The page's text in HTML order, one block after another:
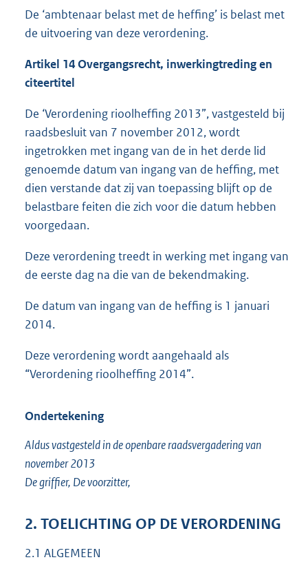
De ‘ambtenaar belast met de heffing’ is belast met
de uitvoering van deze verordening.
Artikel 14 Overgangsrecht, inwerkingtreding en
citeertitel
De ‘Verordening rioolheffing 2013”, vastgesteld bij
raadsbesluit van 7 november 2012, wordt
ingetrokken met ingang van de in het derde lid
genoemde datum van ingang van de heffing, met
dien verstande dat zij van toepassing blijft op de
belastbare feiten die zich voor die datum hebben
voorgedaan.
Deze verordening treedt in werking met ingang van
de eerste dag na die van de bekendmaking.
De datum van ingang van de heffing is 1 januari
2014.
Deze verordening wordt aangehaald als
“Verordening rioolheffing 2014”.
Ondertekening
Aldus vastgesteld in de openbare raadsvergadering van
november 2013
De griffier, De voorzitter,
2. TOELICHTING OP DE VERORDENING
2.1 ALGEMEEN